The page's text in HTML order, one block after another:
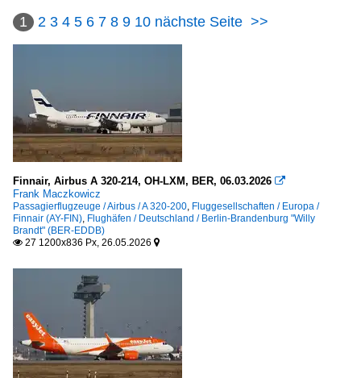
1 2 3 4 5 6 7 8 9 10 nächste Seite >>
Finnair, Airbus A 320-214, OH-LXM, BER, 06.03.2026 
Frank Maczkowicz
Passagierflugzeuge / Airbus / A 320-200 Fluggesellschaften / Europa /
Finnair (AY-FIN) Flughäfen / Deutschland / Berlin-Brandenburg "Willy
Brandt" (BER-EDDB)
 27 1200x836 Px, 26.05.2026 